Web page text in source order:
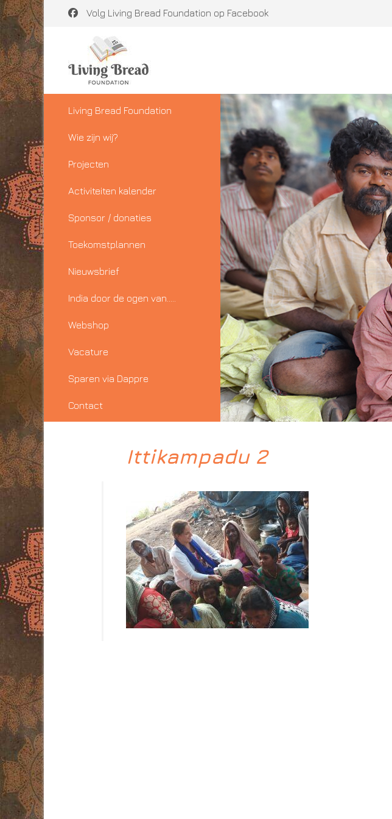
Volg Living Bread Foundation op Facebook
Living Bread Foundation
Wie zijn wij?
Projecten
Activiteiten kalender
Sponsor / donaties
Toekomstplannen
Nieuwsbrief
India door de ogen van…..
Webshop
Vacature
Sparen via Dappre
Contact
Ittikampadu 2